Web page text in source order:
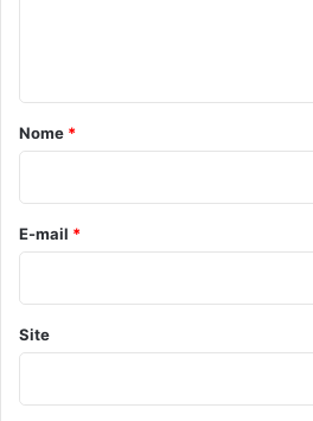
r
o
*
Nome *
E-mail *
Site